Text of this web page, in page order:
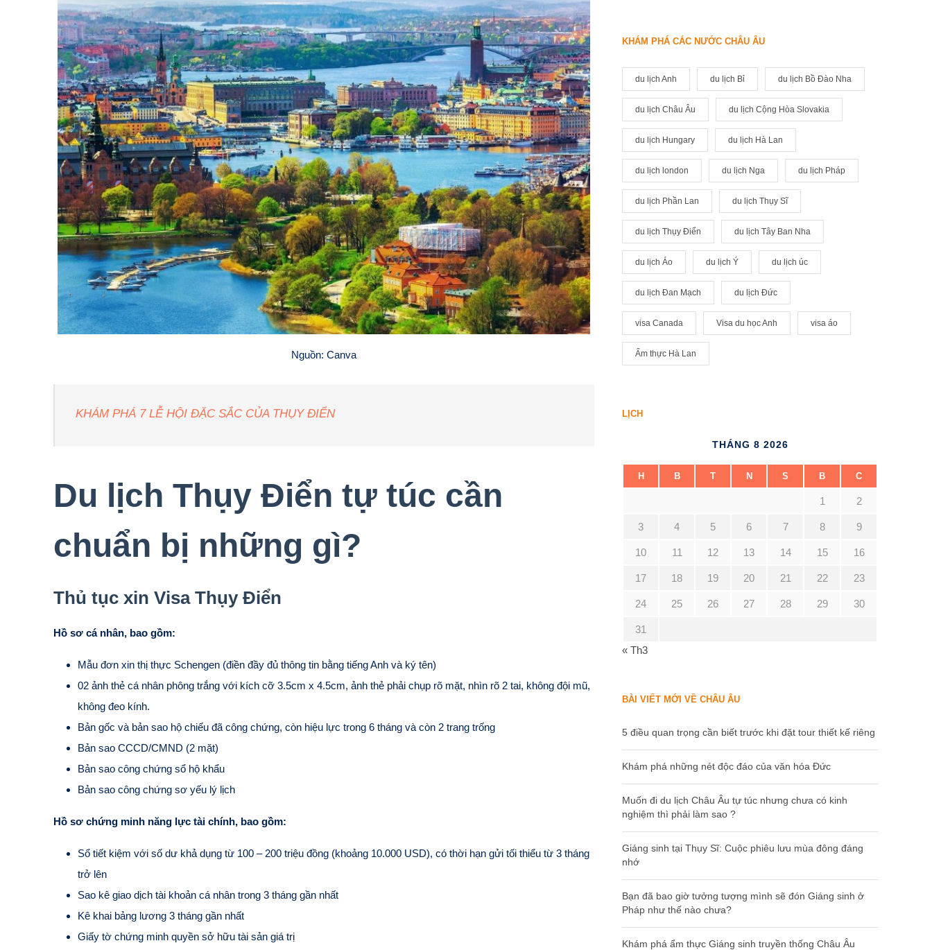
Nguồn: Canva
KHÁM PHÁ 7 LỄ HỘI ĐẶC SẮC CỦA THỤY ĐIỂN
Du lịch Thụy Điển tự túc cần
chuẩn bị những gì?
Thủ tục xin Visa Thụy Điển
Hồ sơ cá nhân, bao gồm:
Mẫu đơn xin thị thực Schengen (điền đầy đủ thông tin bằng tiếng Anh và ký tên)
02 ảnh thẻ cá nhân phông trắng với kích cỡ 3.5cm x 4.5cm, ảnh thẻ phải chụp rõ mặt, nhìn rõ 2 tai, không đội mũ,
không đeo kính.
Bản gốc và bản sao hộ chiếu đã công chứng, còn hiệu lực trong 6 tháng và còn 2 trang trống
Bản sao CCCD/CMND (2 mặt)
Bản sao công chứng sổ hộ khẩu
Bản sao công chứng sơ yếu lý lịch
Hồ sơ chứng minh năng lực tài chính, bao gồm:
Sổ tiết kiệm với số dư khả dụng từ 100 – 200 triệu đồng (khoảng 10.000 USD), có thời hạn gửi tối thiểu từ 3 tháng
trở lên
Sao kê giao dịch tài khoản cá nhân trong 3 tháng gần nhất
Kê khai bảng lương 3 tháng gần nhất
Giấy tờ chứng minh quyền sở hữu tài sản giá trị
KHÁM PHÁ CÁC NƯỚC CHÂU ÂU
du lịch Anh du lịch Bỉ du lịch Bồ Đào Nha
du lịch Châu Âu du lịch Cộng Hòa Slovakia
du lịch Hungary du lịch Hà Lan
du lịch london du lịch Nga du lịch Pháp
du lịch Phần Lan du lịch Thụy Sĩ
du lịch Thụy Điển du lịch Tây Ban Nha
du lịch Áo du lịch Ý du lịch úc
du lịch Đan Mạch du lịch Đức
visa Canada Visa du học Anh visa áo
Ẩm thực Hà Lan
LỊCH
THÁNG 8 2026
H B T N S B C
1 2
3 4 5 6 7 8 9
10 11 12 13 14 15 16
17 18 19 20 21 22 23
24 25 26 27 28 29 30
31
« Th3
BÀI VIẾT MỚI VỀ CHÂU ÂU
5 điều quan trọng cần biết trước khi đặt tour thiết kế riêng
Khám phá những nét độc đáo của văn hóa Đức
Muốn đi du lịch Châu Âu tự túc nhưng chưa có kinh
nghiệm thì phải làm sao ?
Giáng sinh tại Thụy Sĩ: Cuộc phiêu lưu mùa đông đáng
nhớ
Bạn đã bao giờ tưởng tượng mình sẽ đón Giáng sinh ở
Pháp như thế nào chưa?
Khám phá ẩm thực Giáng sinh truyền thống Châu Âu